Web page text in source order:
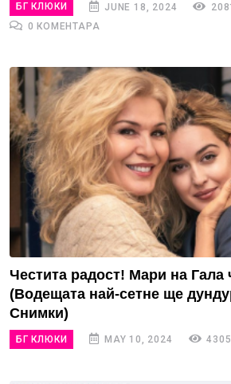
БГ КЛЮКИ JUNE 18, 2024
0 КОМЕНТАРА
Честита радост! Мари на Гала
(Водещата най-сетне ще
Снимки)
БГ КЛЮКИ MAY 10, 2024